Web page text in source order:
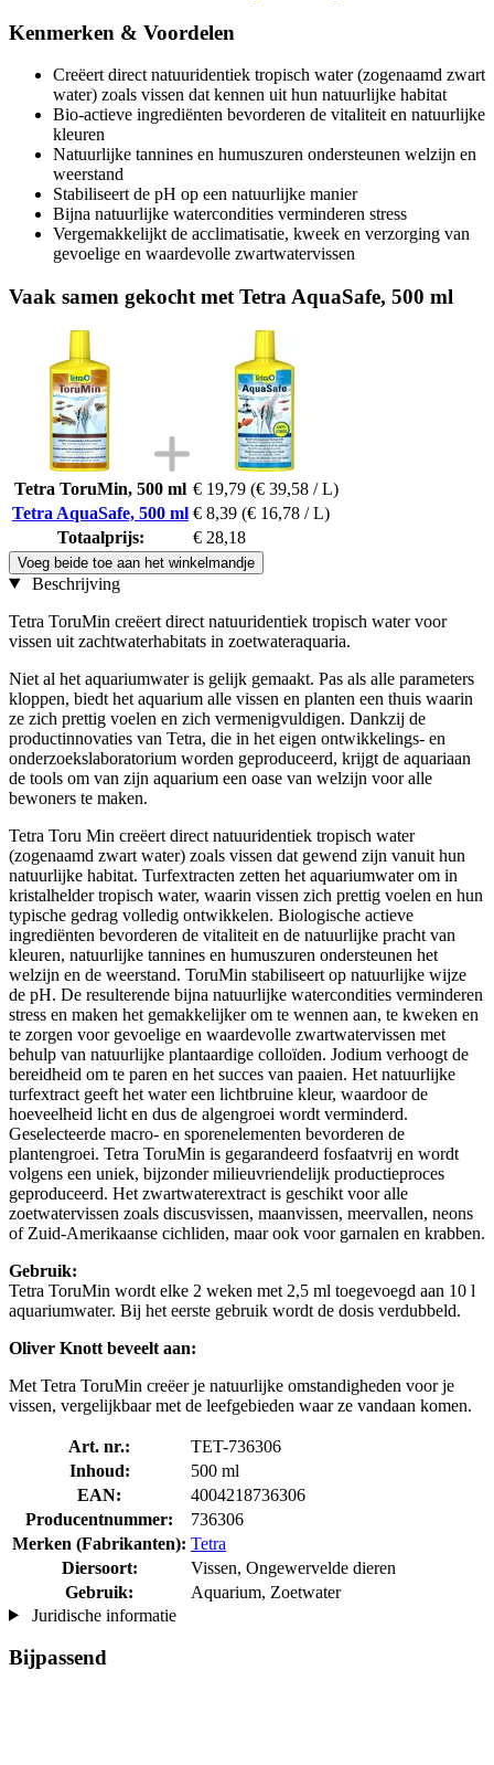
Kenmerken & Voordelen
Creëert direct natuuridentiek tropisch water (zogenaamd zwart
water) zoals vissen dat kennen uit hun natuurlijke habitat
Bio-actieve ingrediënten bevorderen de vitaliteit en natuurlijke
kleuren
Natuurlijke tannines en humuszuren ondersteunen welzijn en
weerstand
Stabiliseert de pH op een natuurlijke manier
Bijna natuurlijke watercondities verminderen stress
Vergemakkelijkt de acclimatisatie, kweek en verzorging van
gevoelige en waardevolle zwartwatervissen
Vaak samen gekocht met Tetra AquaSafe, 500 ml
Tetra ToruMin, 500 ml € 19,79 (€ 39,58 / L)
Tetra AquaSafe, 500 ml € 8,39 (€ 16,78 / L)
Totaalprijs:
€ 28,18
Voeg beide toe aan het winkelmandje
Beschrijving
Tetra ToruMin creëert direct natuuridentiek tropisch water voor
vissen uit zachtwaterhabitats in zoetwateraquaria.
Niet al het aquariumwater is gelijk gemaakt. Pas als alle parameters
kloppen, biedt het aquarium alle vissen en planten een thuis waarin
ze zich prettig voelen en zich vermenigvuldigen. Dankzij de
productinnovaties van Tetra, die in het eigen ontwikkelings- en
onderzoekslaboratorium worden geproduceerd, krijgt de aquariaan
de tools om van zijn aquarium een oase van welzijn voor alle
bewoners te maken.
Tetra Toru Min creëert direct natuuridentiek tropisch water
(zogenaamd zwart water) zoals vissen dat gewend zijn vanuit hun
natuurlijke habitat. Turfextracten zetten het aquariumwater om in
kristalhelder tropisch water, waarin vissen zich prettig voelen en hun
typische gedrag volledig ontwikkelen. Biologische actieve
ingrediënten bevorderen de vitaliteit en de natuurlijke pracht van
kleuren, natuurlijke tannines en humuszuren ondersteunen het
welzijn en de weerstand. ToruMin stabiliseert op natuurlijke wijze
de pH. De resulterende bijna natuurlijke watercondities verminderen
stress en maken het gemakkelijker om te wennen aan, te kweken en
te zorgen voor gevoelige en waardevolle zwartwatervissen met
behulp van natuurlijke plantaardige colloïden. Jodium verhoogt de
bereidheid om te paren en het succes van paaien. Het natuurlijke
turfextract geeft het water een lichtbruine kleur, waardoor de
hoeveelheid licht en dus de algengroei wordt verminderd.
Geselecteerde macro- en sporenelementen bevorderen de
plantengroei. Tetra ToruMin is gegarandeerd fosfaatvrij en wordt
volgens een uniek, bijzonder milieuvriendelijk productieproces
geproduceerd. Het zwartwaterextract is geschikt voor alle
zoetwatervissen zoals discusvissen, maanvissen, meervallen, neons
of Zuid-Amerikaanse cichliden, maar ook voor garnalen en krabben.
Gebruik:
Tetra ToruMin wordt elke 2 weken met 2,5 ml toegevoegd aan 10 l
aquariumwater. Bij het eerste gebruik wordt de dosis verdubbeld.
Oliver Knott beveelt aan:
Met Tetra ToruMin creëer je natuurlijke omstandigheden voor je
vissen, vergelijkbaar met de leefgebieden waar ze vandaan komen.
Art. nr.:
TET-736306
Inhoud:
500 ml
EAN:
4004218736306
Producentnummer:
736306
Merken (Fabrikanten): Tetra
Diersoort:
Vissen, Ongewervelde dieren
Gebruik:
Aquarium, Zoetwater
Juridische informatie
Bijpassend